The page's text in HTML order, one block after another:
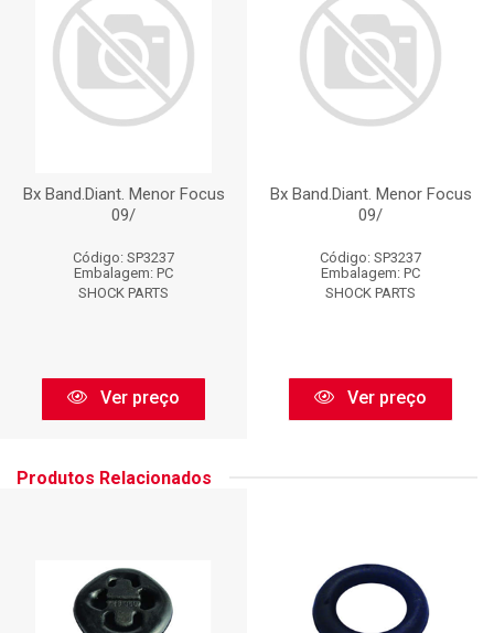
Bx Band.Diant. Menor Focus
09/
Código: SP3237
Embalagem: PC
SHOCK PARTS
Ver preço
Bx Band.Diant. Menor Focus
09/
Código: SP3237
Embalagem: PC
SHOCK PARTS
Ver preço
Produtos Relacionados